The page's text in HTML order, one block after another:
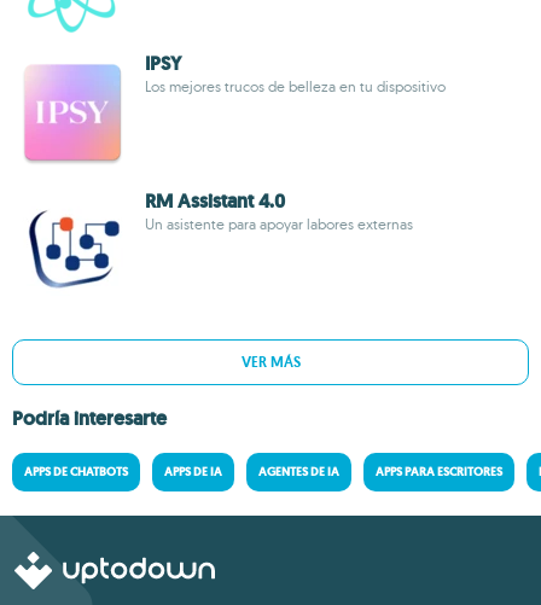
IPSY
Los mejores trucos de belleza en tu dispositivo
RM Assistant 4.0
Un asistente para apoyar labores externas
VER MÁS
Podría interesarte
APPS DE CHATBOTS APPS DE IA AGENTES DE IA APPS PARA ESCRITORES